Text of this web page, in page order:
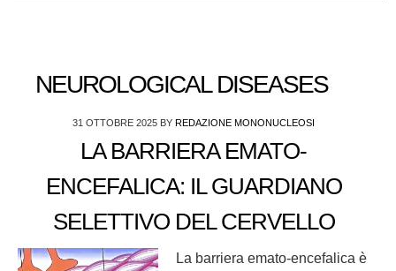
NEUROLOGICAL DISEASES
31 OTTOBRE 2025 BY REDAZIONE MONONUCLEOSI
LA BARRIERA EMATO-
ENCEFALICA: IL GUARDIANO
SELETTIVO DEL CERVELLO
La barriera emato-encefalica è